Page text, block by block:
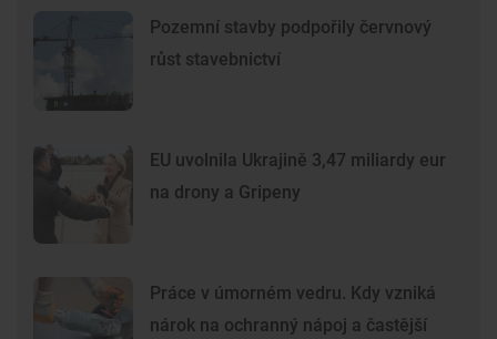
Pozemní stavby podpořily červnový
růst stavebnictví
EU uvolnila Ukrajině 3,47 miliardy eur
na drony a Gripeny
Práce v úmorném vedru. Kdy vzniká
nárok na ochranný nápoj a častější